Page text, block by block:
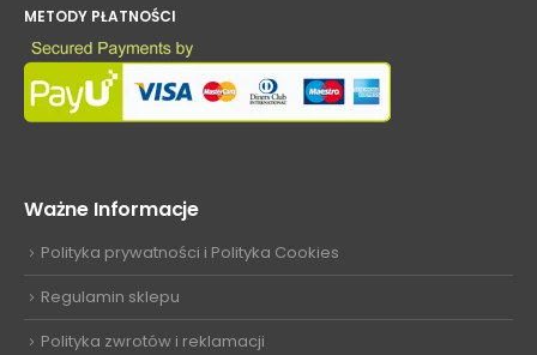
METODY PŁATNOŚCI
Ważne Informacje
Polityka prywatności i Polityka Cookies
Regulamin sklepu
Polityka zwrotów i reklamacji